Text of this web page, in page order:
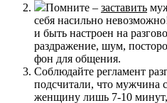
Помните – заставить
себя насильно
и быть настроен на
раздражение, шум,
фон для общения.
Соблюдайте регламент
подсчитали, что мужчина
женщину лишь 7-10 минут,